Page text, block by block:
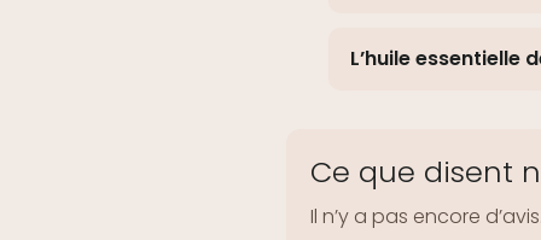
L’huile essentielle
Ce que disent
Il n’y a pas encore d’avis.